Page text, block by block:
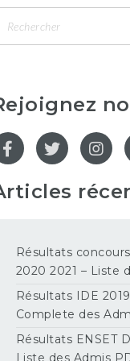
Résultats
2020 2021 – Liste
Résultats IDE
Complete des
Résultats ENSET
Liste des Admis